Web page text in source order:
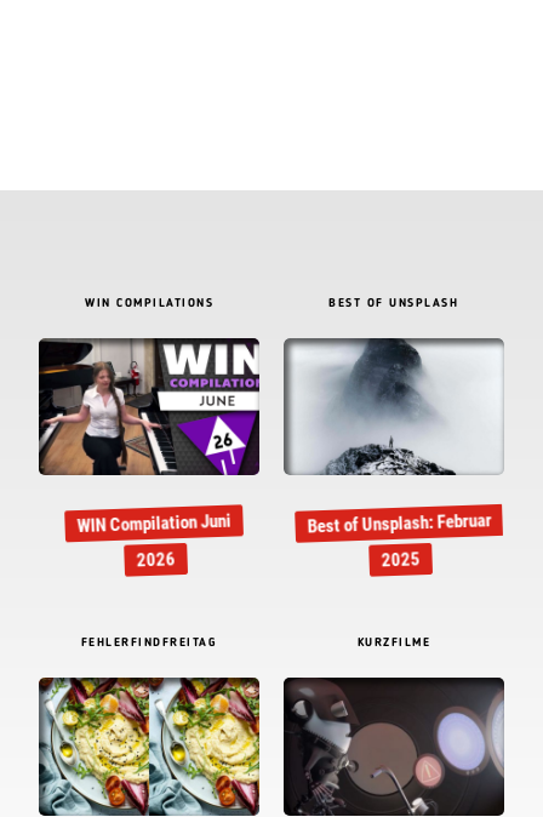
WIN COMPILATIONS
WIN Compilation Juni
2026
BEST OF UNSPLASH
Best of Unsplash: Februar
2025
FEHLERFINDFREITAG KURZFILME